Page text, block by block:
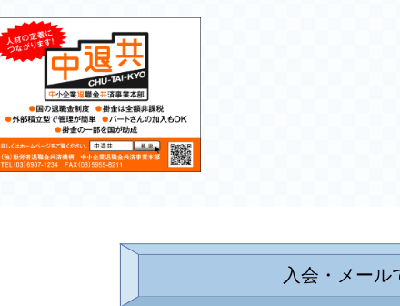
入会・メール